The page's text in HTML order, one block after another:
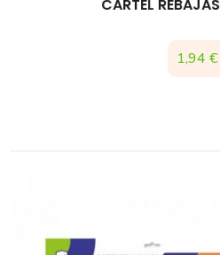
CARTEL
Precio
1,94 €